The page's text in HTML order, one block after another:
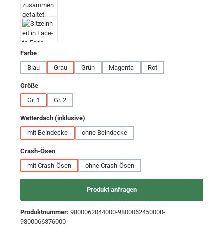
Farbeauswählen
Blau
Grau Grün Magenta Rot
Größeauswählen
Gr. 1
Gr. 2
Wetterdach (inklusive)
mit Beindecke
ohne Beindecke
Crash-Ösenauswählen
mit Crash-Ösen
ohne Crash-Ösen
Produkt anfragen
Produktnummer: 9800062044000-9800062450000-
9800066376000